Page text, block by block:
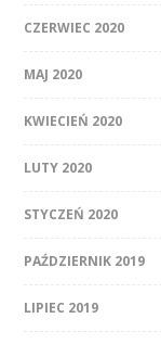
CZERWIEC 2020
MAJ 2020
KWIECIEŃ 2020
LUTY 2020
STYCZEŃ 2020
PAŹDZIERNIK 2019
LIPIEC 2019